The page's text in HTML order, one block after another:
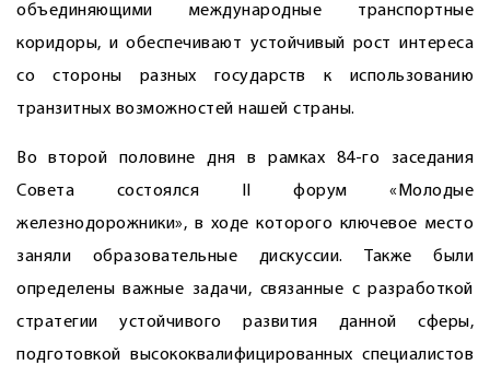
объединяющими международные транспортные
коридоры, и обеспечивают устойчивый рост интереса
со стороны разных государств к использованию
транзитных возможностей нашей страны.
Во второй половине дня в рамках 84-го заседания
Совета состоялся II форум «Молодые
железнодорожники», в ходе которого ключевое место
заняли образовательные дискуссии. Также были
определены важные задачи, связанные с разработкой
стратегии устойчивого развития данной сферы,
подготовкой высококвалифицированных специалистов